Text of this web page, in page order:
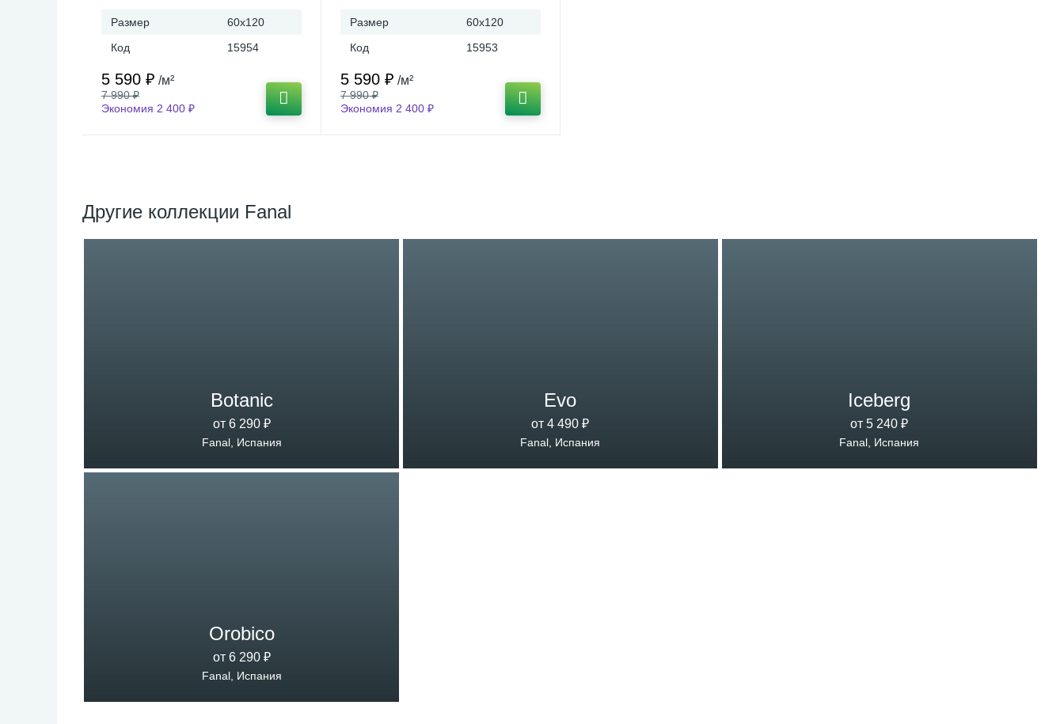
Размер
60x120
Код
15954
5 590 ₽ /м²
7 990 ₽
Экономия 2 400 ₽
Размер
60x120
Код
15953
5 590 ₽ /м²
7 990 ₽
Экономия 2 400 ₽
Другие коллекции Fanal
Botanic
от 6 290 ₽
Fanal, Испания
Evo
от 4 490 ₽
Fanal, Испания
Iceberg
от 5 240 ₽
Fanal, Испания
Orobico
от 6 290 ₽
Fanal, Испания